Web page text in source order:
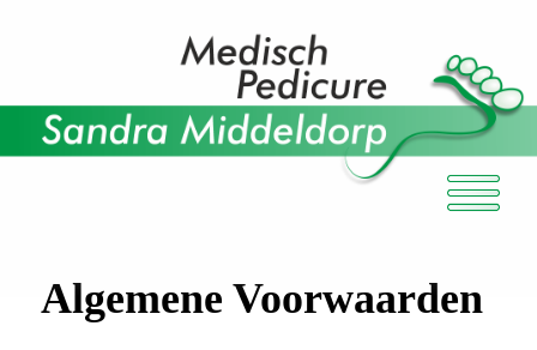
Algemene Voorwaarden